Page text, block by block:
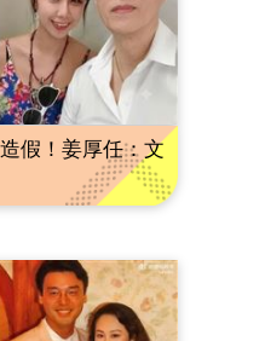
假！姜厚任：文